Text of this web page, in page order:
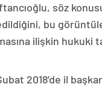
söz
bu
ilişkin hukuki
2018’de il